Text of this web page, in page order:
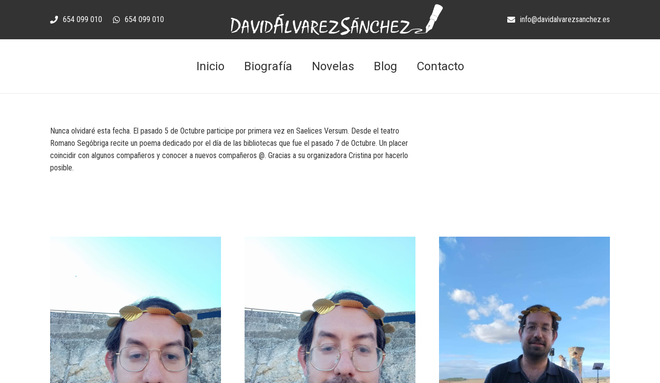
654 099 010 654 099 010 info@davidalvarezsanchez.es
Inicio Biografía Novelas Blog Contacto
Nunca olvidaré esta fecha. El pasado 5 de Octubre participe por primera vez en Saelices Versum. Desde el teatro
Romano Segóbriga recite un poema dedicado por el día de las bibliotecas que fue el pasado 7 de Octubre. Un placer
coincidir con algunos compañeros y conocer a nuevos compañeros @. Gracias a su organizadora Cristina por hacerlo
posible.